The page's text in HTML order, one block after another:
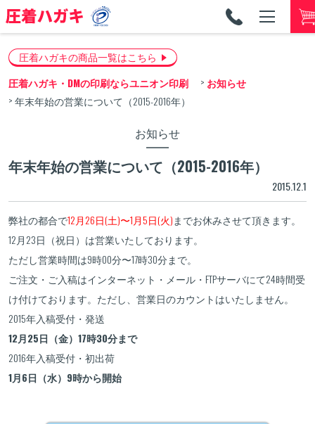
TEL
圧着ハガキの商品一覧はこちら
圧着ハガキ・DMの印刷ならユニオン印刷
お知らせ
年末年始の営業について（2015-2016年）
お知らせ
年末年始の営業について（2015-2016年）
2015.12.1
弊社の都合で12月26日(土)〜1月5日(火)までお休みさせて頂きます。
12月23日（祝日）は営業いたしております。
ただし営業時間は9時00分〜17時30分まで。
ご注文・ご入稿はインターネット・メール・FTPサーバにて24時間受
け付けております。ただし、営業日のカウントはいたしません。
2015年入稿受付・発送
12月25日（金）17時30分まで
2016年入稿受付・初出荷
1月6日（水）9時から開始